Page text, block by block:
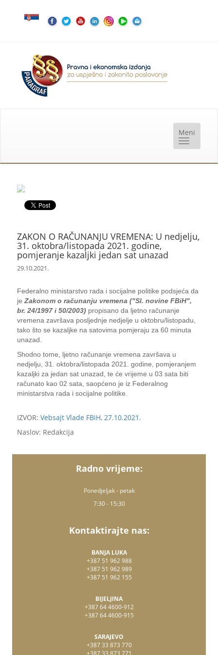
ZAKON O RAČUNANJU VREMENA: U nedjelju,
31. oktobra/listopada 2021. godine,
pomjeranje kazaljki jedan sat unazad
29.10.2021.
Federalno ministarstvo rada i socijalne politike podsjeća da
je Zakonom o računanju vremena ("Sl. novine FBiH",
br. 24/1997 i 50/2003) propisano da ljetno računanje
vremena završava posljednje nedjelje u oktobru/listopadu,
tako što se kazaljke na satovima pomjeraju za 60 minuta
unazad.
Shodno tome, ljetno računanje vremena završava u
nedjelju, 31. oktobra/listopada 2021. godine, pomjeranjem
kazaljki za jedan sat unazad, te će vrijeme u 03 sata biti
računato kao 02 sata, saopćeno je iz Federalnog
ministarstva rada i socijalne politike.
IZVOR: Vebsajt Vlade FBiH, 27.10.2021.
Naslov: Redakcija
Radno vrijeme:
Ponedjeljak - petak
7:30 - 15:30
Kontaktirajte nas:
BANJA LUKA
+387 51 962 988
+387 51 962 989
+387 51 962 155
BIJELJINA
+387 64 4600-912
+387 64 4600-915
SARAJEVO
+387 33 873 770
+387 33 873 771